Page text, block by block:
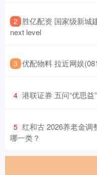
2 胜亿配资 国家级新城
next level
3 优配物料 拉近网娱
4 港联证券 五问“优思益
5 红和古 2026养老金调
哪一类？